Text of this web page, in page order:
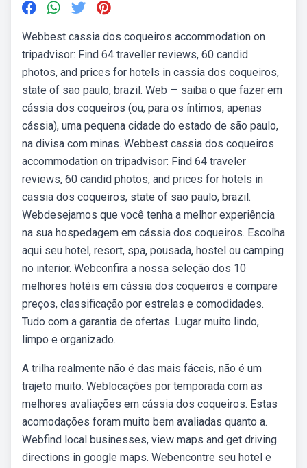
Webbest cassia dos coqueiros accommodation on
tripadvisor: Find 64 traveller reviews, 60 candid
photos, and prices for hotels in cassia dos coqueiros,
state of sao paulo, brazil. Web — saiba o que fazer em
cássia dos coqueiros (ou, para os íntimos, apenas
cássia), uma pequena cidade do estado de são paulo,
na divisa com minas. Webbest cassia dos coqueiros
accommodation on tripadvisor: Find 64 traveler
reviews, 60 candid photos, and prices for hotels in
cassia dos coqueiros, state of sao paulo, brazil.
Webdesejamos que você tenha a melhor experiência
na sua hospedagem em cássia dos coqueiros. Escolha
aqui seu hotel, resort, spa, pousada, hostel ou camping
no interior. Webconfira a nossa seleção dos 10
melhores hotéis em cássia dos coqueiros e compare
preços, classificação por estrelas e comodidades.
Tudo com a garantia de ofertas. Lugar muito lindo,
limpo e organizado.
A trilha realmente não é das mais fáceis, não é um
trajeto muito. Weblocações por temporada com as
melhores avaliações em cássia dos coqueiros. Estas
acomodações foram muito bem avaliadas quanto a.
Webfind local businesses, view maps and get driving
directions in google maps. Webencontre seu hotel e